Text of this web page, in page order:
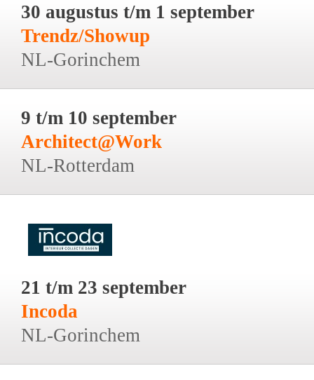
30 augustus t/m 1 september
Trendz/Showup
NL-Gorinchem
9 t/m 10 september
Architect@Work
NL-Rotterdam
21 t/m 23 september
Incoda
NL-Gorinchem